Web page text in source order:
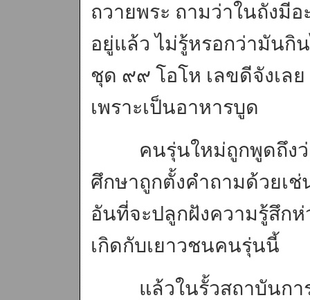
ถวายพระ ถามว่าในถังมีอ
อยู่แล้ว ไม่รู้หรอกว่ามันกิ
ชุด ๙๙ โอโห เลขดีจังเล
เพราะเป็นอาหารบูด
คนรุ่นใหม่ถูกพูดถึงว่า
ศึกษาถูกตั้งคำถามด้วยเ
อันที่จะปลูกฝังความรู้สึก
เกิดกับเยาวชนคนรุ่นนี้
แล้วในรั้วสถาบันการ